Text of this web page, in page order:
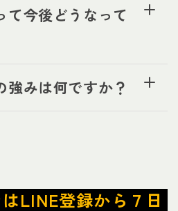
て今後どうなって
強みは何ですか？
LINE登録から７日